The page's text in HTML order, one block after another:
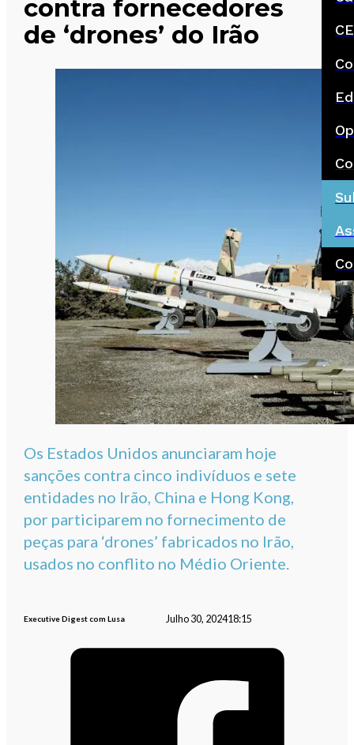
contra fornecedores
de ‘drones’ do Irão
Os Estados Unidos anunciaram hoje
sanções contra cinco indivíduos e sete
entidades no Irão, China e Hong Kong,
por participarem no fornecimento de
peças para ‘drones’ fabricados no Irão,
usados no conflito no Médio Oriente.
Executive Digest com Lusa Julho 30, 202418:15